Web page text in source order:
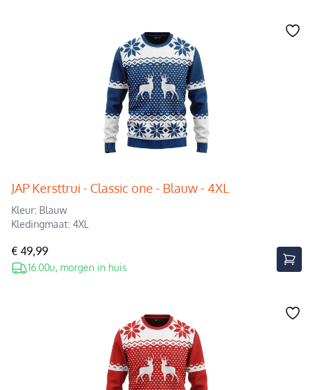
JAP Kersttrui - Classic one - Blauw - 4XL
Kleur: Blauw
Kledingmaat: 4XL
€ 49,99
16.00u, morgen in huis